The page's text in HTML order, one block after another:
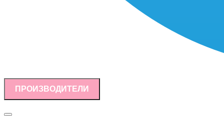
ПРОИЗВОДИТЕЛИ